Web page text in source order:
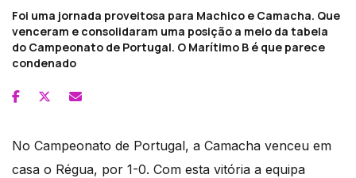
Foi uma jornada proveitosa para Machico e Camacha. Que
venceram e consolidaram uma posição a meio da tabela
do Campeonato de Portugal. O Marítimo B é que parece
condenado
No Campeonato de Portugal, a Camacha venceu em
casa o Régua, por 1-0. Com esta vitória a equipa